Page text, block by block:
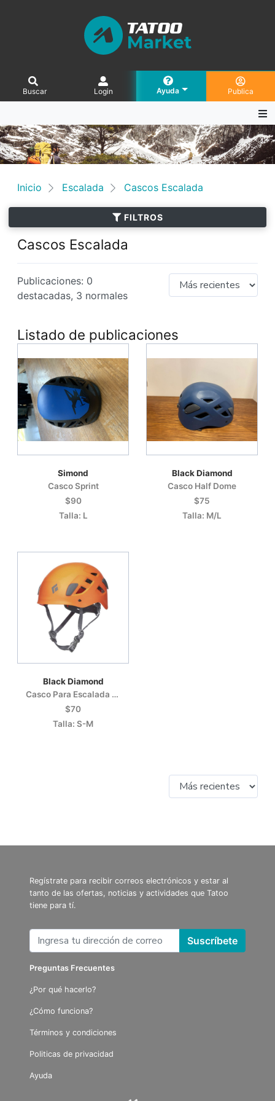
Buscar Login Ayuda Publica
Inicio Escalada Cascos Escalada
FILTROS
Cascos Escalada
Publicaciones: 0
destacadas, 3 normales
Listado de publicaciones
Simond
Casco Sprint
$90
Talla: L
Black Diamond
Casco Half Dome
$75
Talla: M/L
Black Diamond
Casco Para Escalada O Motañismo
$70
Talla: S-M
Regístrate para recibir correos electrónicos y estar al
tanto de las ofertas, noticias y actividades que Tatoo
tiene para tí.
Suscríbete
Preguntas Frecuentes
¿Por qué hacerlo?
¿Cómo funciona?
Términos y condiciones
Politicas de privacidad
Ayuda